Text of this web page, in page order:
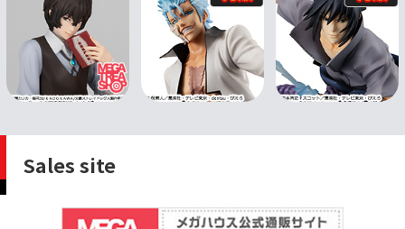
Sales site